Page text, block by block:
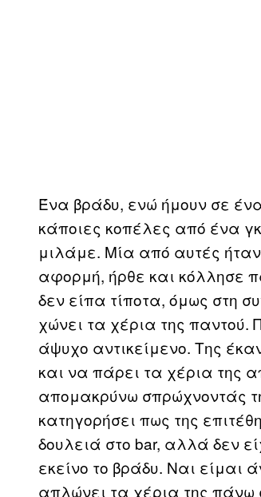
Ένα βράδυ, ενώ ήμουν σε
κάποιες κοπέλες από ένα
μιλάμε. Μία από αυτές
αφορμή, ήρθε και κόλλησε
δεν είπα τίποτα, όμως στη
χώνει τα χέρια της παντού.
άψυχο αντικείμενο. Της
και να πάρει τα χέρια της
απομακρύνω σπρώχνοντάς
κατηγορήσει πως της
δουλειά στο bar, αλλά δεν
εκείνο το βράδυ. Ναι είμαι
απλώνει τα χέρια της πάνω